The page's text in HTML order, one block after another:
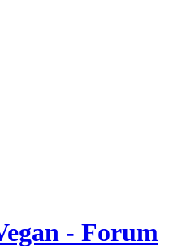
- Forum